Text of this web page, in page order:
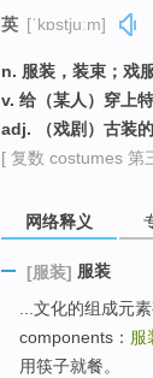
英 [ˈkɒstjuːm]
n. 服装，装束；戏
v. 给（某人）穿上
adj. （戏剧）古装的
[ 复数 costumes 第
网络释义
[服装] 服装
...文化的组成元
components： 服
用筷子就餐。